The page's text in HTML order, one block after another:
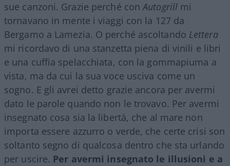
sue canzoni. Grazie perché conAutogrill mi
tornavano in mente i viaggi con la 127 da
Bergamo a Lamezia. O perché ascoltando Lettera
mi ricordavo di una stanzetta piena di vinili e libri
e una cuffia spelacchiata, con la gommapiuma a
vista, ma da cui la sua voce usciva come un
sogno. E gli avrei detto grazie ancora per avermi
dato le parole quando non le trovavo. Per avermi
insegnato cosa sia la libertà, che al mare non
importa essere azzurro o verde, che certe crisi son
soltanto segno di qualcosa dentro che sta urlando
per uscire. Per avermi insegnato le illusioni e a